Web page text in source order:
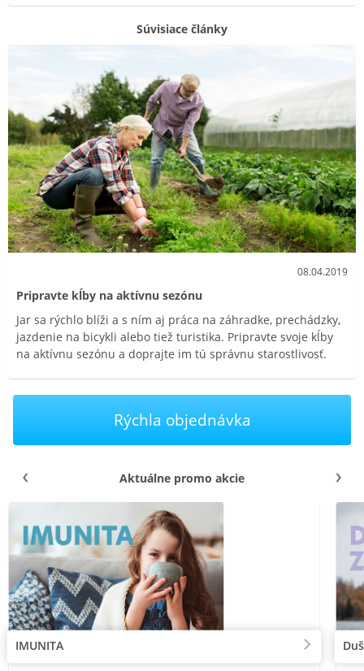
Súvisiace články
08.04.2019
Pripravte kĺby na aktívnu sezónu
Jar sa rýchlo blíži a s ním aj práca na záhradke, prechádzky,
jazdenie na bicykli alebo tiež turistika. Pripravte svoje kĺby
na aktívnu sezónu a doprajte im tú správnu starostlivosť.
Rýchla objednávka
Aktuálne promo akcie
IMUNITA